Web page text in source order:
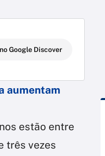
Google Discover
aumentam
estão entre
três vezes